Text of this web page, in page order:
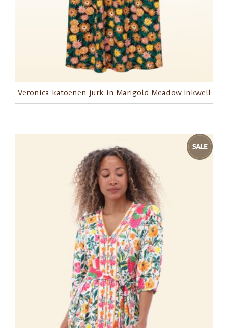
Veronica katoenen jurk in Marigold Meadow Inkwell